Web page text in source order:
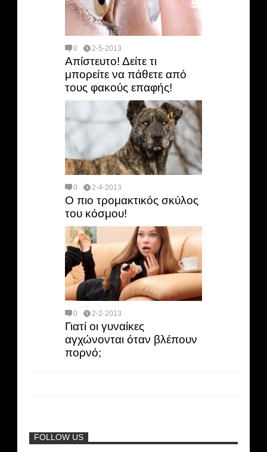
0 2-5-2013
Απίστευτο! Δείτε τι
μπορείτε να πάθετε από
τους φακούς επαφής!
0 2-4-2013
Ο πιο τρομακτικός σκύλος
του κόσμου!
0 2-2-2013
Γιατί οι γυναίκες
αγχώνονται όταν βλέπουν
πoρνό;
FOLLOW US